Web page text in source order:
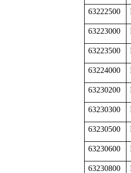
63222500
63223000
63223500
63224000
63230200
63230300
63230500
63230600
63230800